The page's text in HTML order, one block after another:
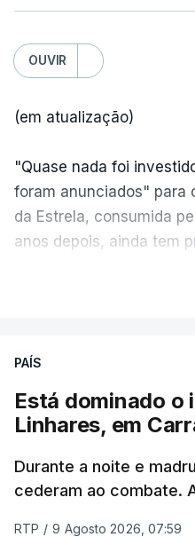
OUVIR
(em atualização)
"Quase nada foi
foram anunciados" para
da Estrela, consumida
anos depois, ainda tem
ESTE CONTEÚDO
PAÍS
Está dominado o
Linhares, em
Durante a noite e
cederam ao combate.
RTP / 9 Agosto 2026, 07:59